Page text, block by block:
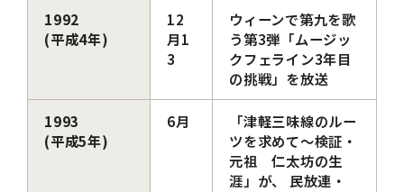
1992
(平成4年)
12
月1
3
ウィーンで第九を歌
う第3弾「ムージッ
クフェライン3年目
の挑戦」を放送
1993
(平成5年)
6月
「津軽三味線のルー
ツを求めて～検証・
元祖 仁太坊の生
涯」が、 民放連・